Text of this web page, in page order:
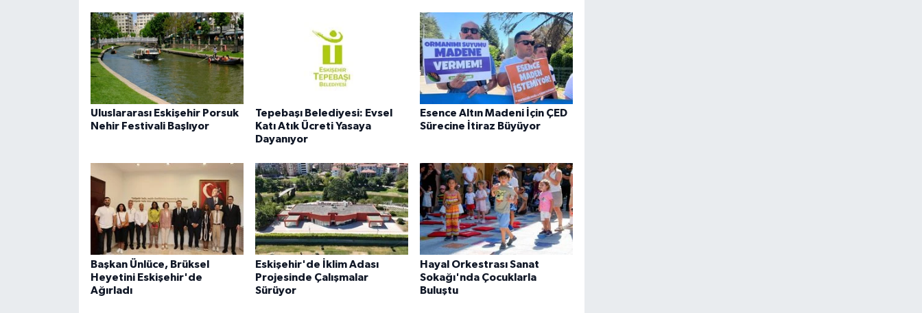
Uluslararası Eskişehir Porsuk
Nehir Festivali Başlıyor
Tepebaşı Belediyesi: Evsel
Katı Atık Ücreti Yasaya
Dayanıyor
Esence Altın Madeni İçin ÇED
Sürecine İtiraz Büyüyor
Başkan Ünlüce, Brüksel
Heyetini Eskişehir'de
Ağırladı
Eskişehir'de İklim Adası
Projesinde Çalışmalar
Sürüyor
Hayal Orkestrası Sanat
Sokağı'nda Çocuklarla
Buluştu